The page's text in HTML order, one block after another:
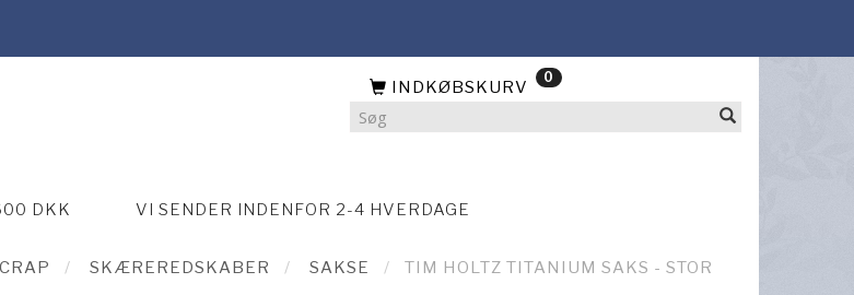
INDKØBSKURV 0
DKK VI SENDER INDENFOR 2-4 HVERDAGE
SKÆREREDSKABER SAKSE TIM HOLTZ TITANIUM SAKS - STOR